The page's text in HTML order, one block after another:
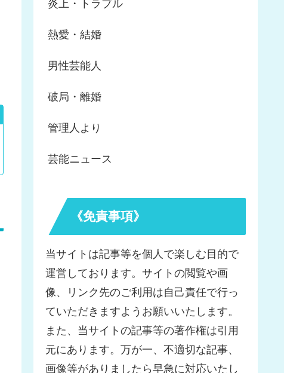
炎上・トラブル
熱愛・結婚
男性芸能人
破局・離婚
管理人より
芸能ニュース
《免責事項》
当サイトは記事等を個人で楽しむ目的で
運営しております。サイトの閲覧や画
像、リンク先のご利用は自己責任で行っ
ていただきますようお願いいたします。
また、当サイトの記事等の著作権は引用
元にあります。万が一、不適切な記事、
画像等がありましたら早急に対応いたし